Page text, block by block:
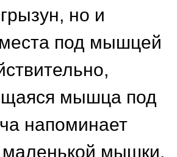
но и
под мышцей
мышца под
напоминает
мышки,